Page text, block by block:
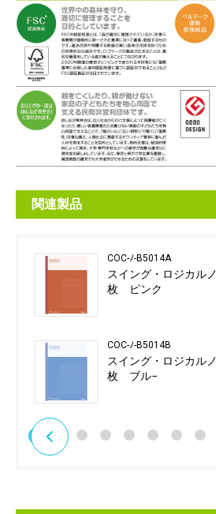
関連製品
COC-ﾉ-B5014A
スイング・ロジカ
枚 ピンク
COC-ﾉ-B5014B
スイング・ロジカ
枚 ブル−